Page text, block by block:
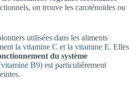
on trouve les caroténoïdes ou
utilisées dans les aliments
la vitamine C et la vitamine E. Elles
du système
B9) est particulièrement